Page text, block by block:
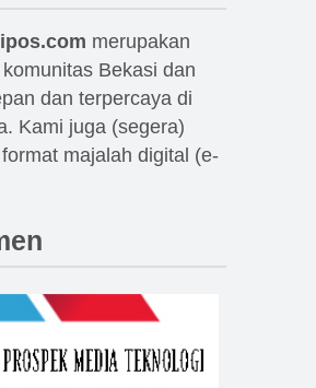
merupakan
Bekasi dan
dan terpercaya di
Kami juga (segera)
majalah digital (e-